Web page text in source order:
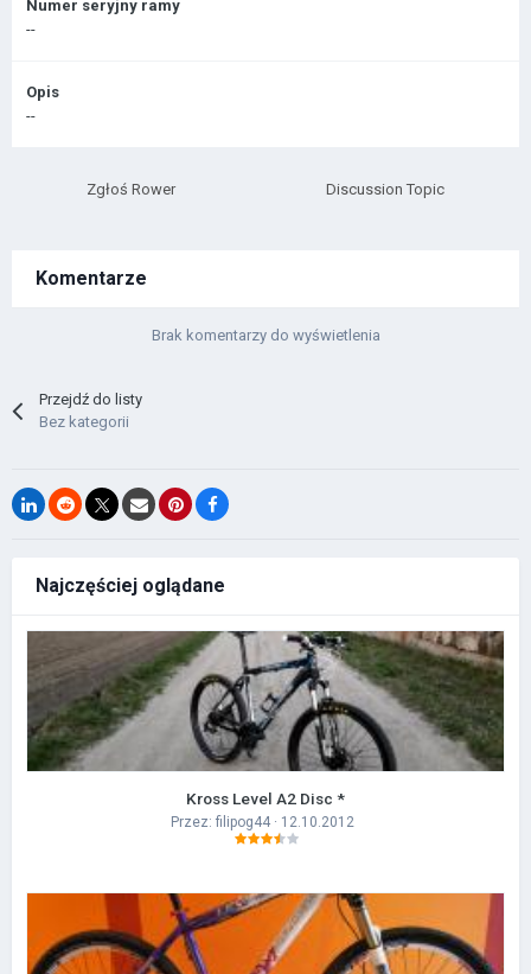
Numer seryjny ramy
--
Opis
--
Zgłoś Rower Discussion Topic
Komentarze
Brak komentarzy do wyświetlenia
Przejdź do listy
Bez kategorii
Najczęściej oglądane
Kross Level A2 Disc *
Przez: filipog44· 12.10.2012